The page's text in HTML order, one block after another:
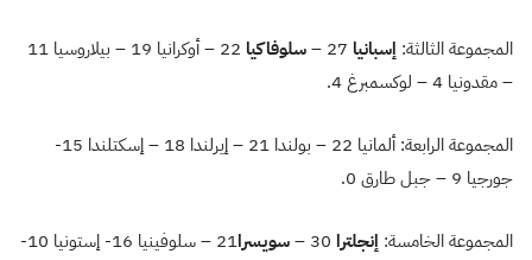
المجموعة الثالثة: إسبانيا سلوفاكيا
22 – أوكرانيا 19 – بيلاروسيا 11
– مقدونيا 4 – لوكسمبرغ 4.
المجموعة الرابعة: ألمانيا 22 – بولندا 21 – إيرلندا 18 – إسكتلندا 15-
جورجيا 9 – جبل طارق 0.
المجموعة الخامسة: إنجلترا سويسرا
21 – سلوفينيا 16- إستونيا 10-